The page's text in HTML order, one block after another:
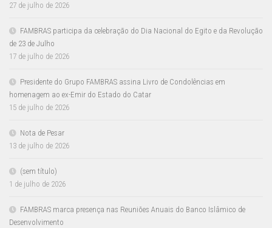
27 de julho de 2026
FAMBRAS participa da celebração do Dia Nacional do Egito e da Revolução
de 23 de Julho
17 de julho de 2026
Presidente do Grupo FAMBRAS assina Livro de Condolências em
homenagem ao ex-Emir do Estado do Catar
15 de julho de 2026
Nota de Pesar
13 de julho de 2026
(sem título)
1 de julho de 2026
FAMBRAS marca presença nas Reuniões Anuais do Banco Islâmico de
Desenvolvimento